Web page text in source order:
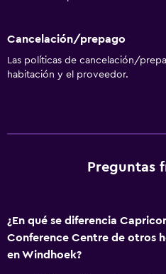
Cancelación/prepago
Las políticas de cancelación/
habitación y el proveedor.
Preguntas
¿En qué se diferencia
Conference Centre de otros
en Windhoek?